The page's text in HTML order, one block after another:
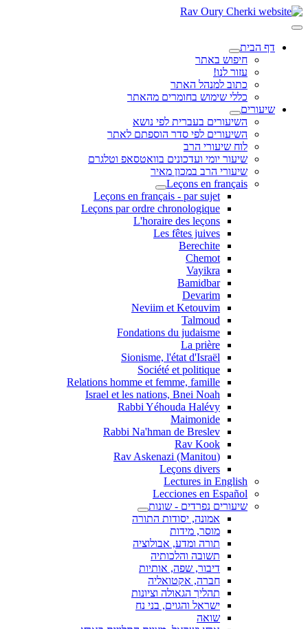
דף הבית
חיפוש באתר
עזור לנו!
כתוב למנהל האתר
כללי שימוש בחומרים מהאתר
שיעורים
השיעורים בעברית לפי נושא
השיעורים לפי סדר הוספתם לאתר
לוח שיעורי הרב
שיעור יומי ועדכונים בוואטסאפ וטלגרם
שיעורי הרב במכון מאיר
Leçons en français
Leçons en français - par sujet
Leçons par ordre chronologique
L'horaire des leçons
Les fêtes juives
Berechite
Chemot
Vayikra
Bamidbar
Devarim
Neviim et Ketouvim
Talmoud
Fondations du judaisme
La prière
Sionisme, l'état d'Israël
Société et politique
Relations homme et femme, famille
Israel et les nations, Bnei Noah
Rabbi Yéhouda Halévy
Maimonide
Rabbi Na'hman de Breslev
Rav Kook
(Rav Askenazi (Manitou
Leçons divers
Lectures in English
Lecciones en Español
שיעורים נפרדים - שונות
אמונה, יסודות התורה
מוסר, מידות
תורה ומדע, אבולוציה
תשובה והלכותיה
דיבור, שפה, אותיות
חברה, אקטואליה
תהליך הגאולה וציונות
ישראל והגוים, בני נח
שואה